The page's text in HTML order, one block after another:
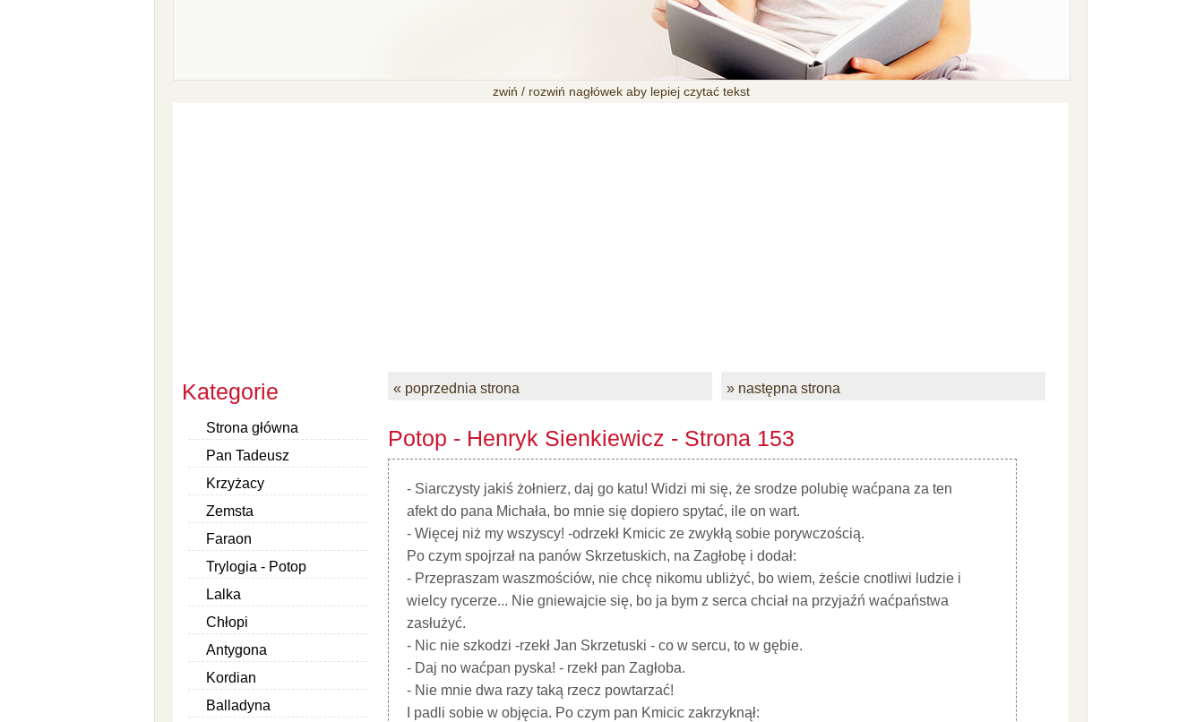
zwiń / rozwiń nagłówek aby lepiej czytać tekst
Kategorie
Strona główna
Pan Tadeusz
Krzyżacy
Zemsta
Faraon
Trylogia - Potop
Lalka
Chłopi
Antygona
Kordian
Balladyna
« poprzednia strona » następna strona
Potop - Henryk Sienkiewicz - Strona 153
- Siarczysty jakiś żołnierz, daj go katu! Widzi mi się, że srodze polubię waćpana za ten
afekt do pana Michała, bo mnie się dopiero spytać, ile on wart.
- Więcej niż my wszyscy! -odrzekł Kmicic ze zwykłą sobie porywczością.
Po czym spojrzał na panów Skrzetuskich, na Zagłobę i dodał:
- Przepraszam waszmościów, nie chcę nikomu ubliżyć, bo wiem, żeście cnotliwi ludzie i
wielcy rycerze... Nie gniewajcie się, bo ja bym z serca chciał na przyjaźń waćpaństwa
zasłużyć.
- Nic nie szkodzi -rzekł Jan Skrzetuski - co w sercu, to w gębie.
- Daj no waćpan pyska! - rzekł pan Zagłoba.
- Nie mnie dwa razy taką rzecz powtarzać!
I padli sobie w objęcia. Po czym pan Kmicic zakrzyknął: